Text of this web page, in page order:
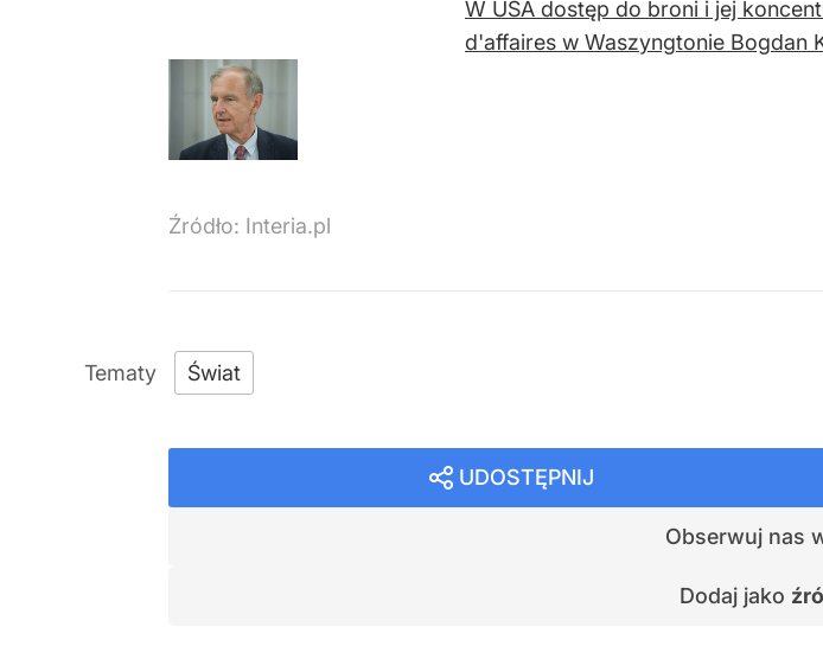
W USA dostęp do broni i jej
d'affaires w Waszyngtonie Bogdan
Źródło: Interia.pl
Świat
UDOSTĘPNIJ
Obserwuj nas
Dodaj jako